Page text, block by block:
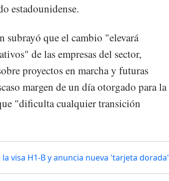
estadounidense.
subrayó que el cambio "elevará
de las empresas del sector,
proyectos en marcha y futuras
margen de un día otorgado para la
"dificulta cualquier transición
visa H1-B y anuncia nueva 'tarjeta dorada'